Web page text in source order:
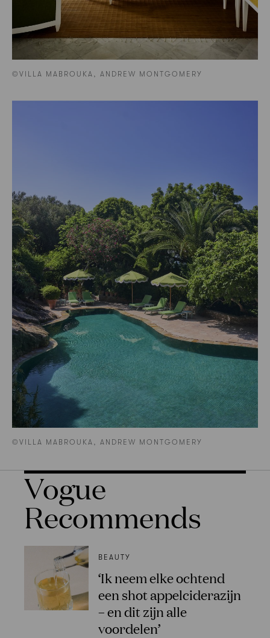
©VILLA MABROUKA, ANDREW MONTGOMERY
©VILLA MABROUKA, ANDREW MONTGOMERY
Vogue
Recommends
BEAUTY
‘Ik neem elke ochtend
een shot appelciderazijn
– en dit zijn alle
voordelen’